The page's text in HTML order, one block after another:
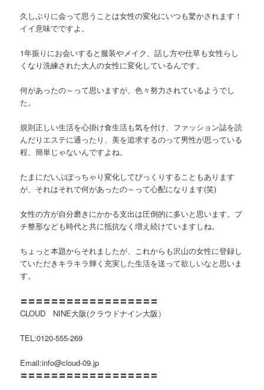
久しぶりに会って思うことは女性の変化にいつも驚かされます！
イイ意味でですよ。
1年振りにお会いすると服装やメイク、話し方や仕草も女性らし
くなり洗練された大人の女性に変化しているんです。
何があったの～って思いますが、色々努力されているようでし
た。
規則正しい生活を心掛け食生活も気を付け、ファッション誌を読
んだりエステに通ったり、美を追求するのって男性が思っている
程、簡単じゃないんですよね。
たまにだいぶぽっちゃり変化してびっくりすることもあります
が、それはそれで何があったの～って心配になります(笑)
女性の方が自分磨きにかかる支出は圧倒的に多いと思います。プ
チ整形なども時代と共に抵抗なく増え続けていますしね。
ちょっと本題からそれましたが、これからも沢山の女性に登録し
ていただきキラキラ輝く充実した生活を送って欲しいなと思いま
す。
〓〓〓〓〓〓〓〓〓〓〓〓〓〓〓〓〓〓
CLOUD NINE大阪(クラウドナイン大阪）
TEL:0120-555-269
Email:info@cloud-09.jp
〓〓〓〓〓〓〓〓〓〓〓〓〓〓〓〓〓〓